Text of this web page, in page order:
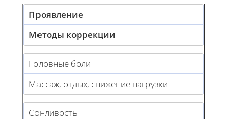
Проявление
Методы коррекции
Головные боли
Массаж, отдых, снижение нагрузки
Сонливость